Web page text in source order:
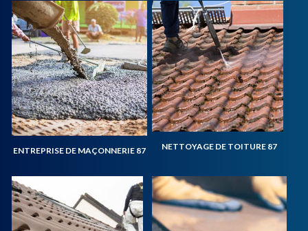
ENTREPRISE DE MAÇONNERIE 87 NETTOYAGE DE TOITURE 87